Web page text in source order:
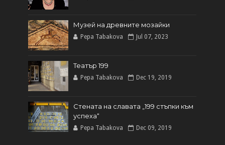
Музей на древните мозайки
Pepa Tabakova Jul 07, 2023
Театър 199
Pepa Tabakova Dec 19, 2019
Стената на славата „199 стъпки към
успеха“
Pepa Tabakova Dec 09, 2019